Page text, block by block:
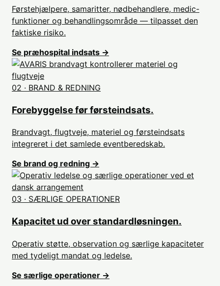
Førstehjælpere, samaritter, nødbehandlere, medic-
funktioner og behandlingsområde — tilpasset den
faktiske risiko.
Se præhospital indsats →
02 · BRAND & REDNING
Forebyggelse før førsteindsats.
Brandvagt, flugtveje, materiel og førsteindsats
integreret i det samlede eventberedskab.
Se brand og redning →
03 · SÆRLIGE OPERATIONER
Kapacitet ud over standardløsningen.
Operativ støtte, observation og særlige kapaciteter
med tydeligt mandat og ledelse.
Se særlige operationer →